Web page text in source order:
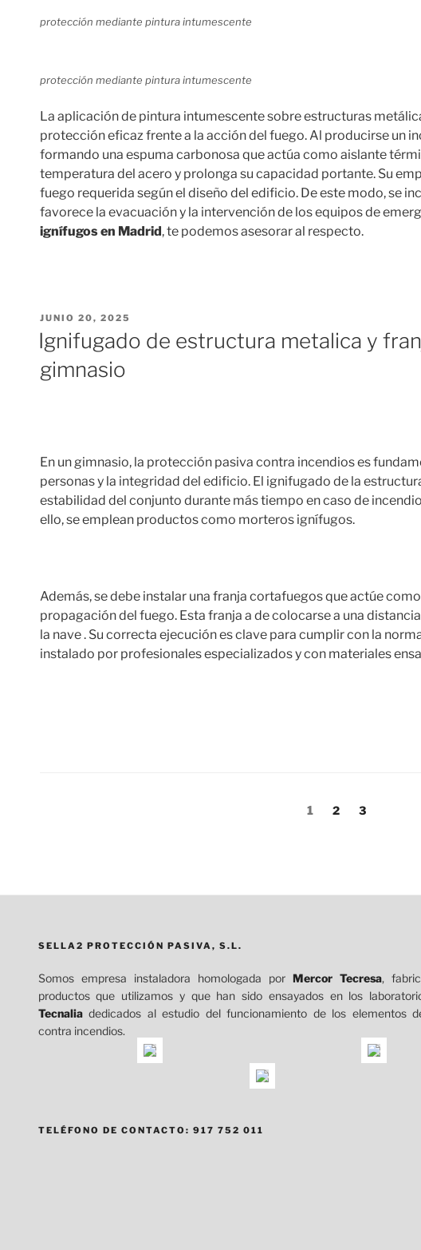
protección mediante pintura intumescente
protección mediante pintura intumescente
La aplicación de pintura intumescente sobre estructuras
protección eficaz frente a la acción del fuego. Al producirse un
formando una espuma carbonosa que actúa como aislante
temperatura del acero y prolonga su capacidad portante. Su
fuego requerida según el diseño del edificio. De este modo, se
favorece la evacuación y la intervención de los equipos de
ignífugos en Madrid, te podemos asesorar al respecto.
PUBLICADO
EL
JUNIO 20, 2025
Ignifugado de estructura metalica y
gimnasio
En un gimnasio, la protección pasiva contra incendios es
personas y la integridad del edificio. El ignifugado de la
estabilidad del conjunto durante más tiempo en caso de
ello, se emplean productos como morteros ignífugos.
Además, se debe instalar una franja cortafuegos que actúe
propagación del fuego. Esta franja a de colocarse a una
la nave . Su correcta ejecución es clave para cumplir con la
instalado por profesionales especializados y con materiales
Página
1 Página
2 Página
3
SELLA2 PROTECCIÓN PASIVA, S.L.
Somos empresa instaladora homologada porMercor Tecresa,
productos que utilizamos y que han sido ensayados en los
Tecnalia dedicados al estudio del funcionamiento de los elementos
contra incendios.
TELÉFONO DE CONTACTO: 917 752 011